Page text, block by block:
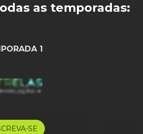
as temporadas:
1
SE